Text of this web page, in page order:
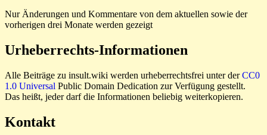
Nur Änderungen und Kommentare von dem aktuellen sowie der
vorherigen drei Monate werden gezeigt
Urheberrechts-Informationen
Alle Beiträge zu insult.wiki werden urheberrechtsfrei unter derCC0
1.0 Universal Public Domain Dedication zur Verfügung gestellt.
Das heißt, jeder darf die Informationen beliebig weiterkopieren.
Kontakt